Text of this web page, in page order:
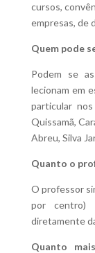
cursos,
empresas, de
Quem pode
Podem se
lecionam em
particular
Quissamã,
Abreu, Silva
Quanto o
O professor
por centro)
diretamente
Quanto